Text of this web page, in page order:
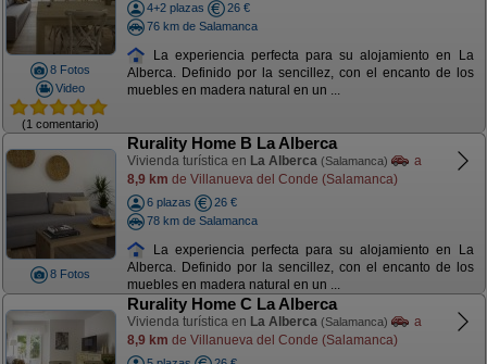
8 Fotos
Video
(1 comentario)
4+2 plazas
26 €
76 km de Salamanca
La experiencia perfecta para su alojamiento en La
Alberca. Definido por la sencillez, con el encanto de los
muebles en madera natural en un ...
8 Fotos
Rurality Home B La Alberca
Vivienda turística en La Alberca (Salamanca)
a
8,9 km de Villanueva del Conde (Salamanca)
6 plazas
26 €
78 km de Salamanca
La experiencia perfecta para su alojamiento en La
Alberca. Definido por la sencillez, con el encanto de los
muebles en madera natural en un ...
Rurality Home C La Alberca
Vivienda turística en La Alberca (Salamanca)
a
8,9 km de Villanueva del Conde (Salamanca)